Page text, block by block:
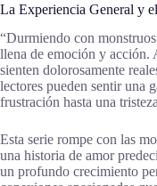
La Experiencia General y
“Durmiendo con
llena de emoción y acción.
sienten dolorosamente
lectores pueden sentir una
frustración hasta una
Esta serie rompe con las
una historia de amor
un profundo crecimiento